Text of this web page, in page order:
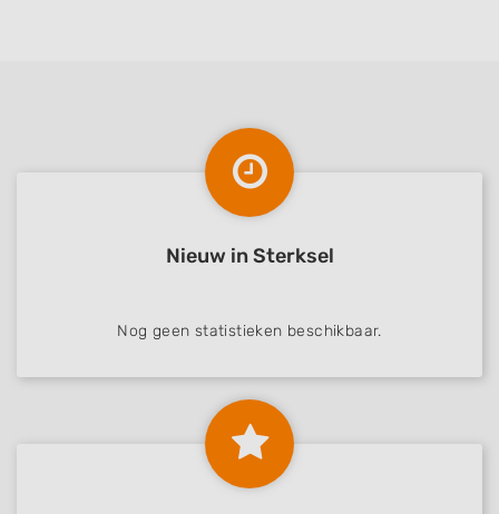
Nieuw in Sterksel
Nog geen statistieken beschikbaar.